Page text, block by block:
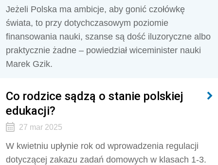
Jeżeli Polska ma ambicje, aby gonić czołówkę
świata, to przy dotychczasowym poziomie
finansowania nauki, szanse są dość iluzoryczne albo
praktycznie żadne – powiedział wiceminister nauki
Marek Gzik.
Co rodzice sądzą o stanie polskiej
edukacji?
27 mar 2025
W kwietniu upłynie rok od wprowadzenia regulacji
dotyczącej zakazu zadań domowych w klasach 1-3.